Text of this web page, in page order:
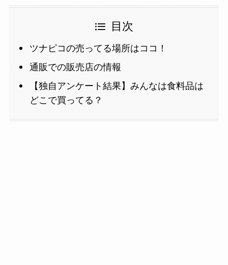
目次
ツナピコの売ってる場所はココ！
通販での販売店の情報
【独自アンケート結果】みんなは食料品は
どこで買ってる？